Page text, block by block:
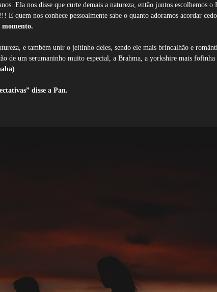
Ela nos disse que curte demais a natureza, então juntos escolhemos
quem nos conhece pessoalmente sabe o quanto adoramos acordar
momento.
e também unir o jeitinho deles, sendo ele mais brincalhão e
de um serumaninho muito especial, a Brahma, a yorkshire mais
disse a Pan.